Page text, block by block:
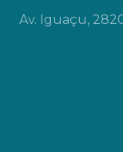
Av. Iguaçu,